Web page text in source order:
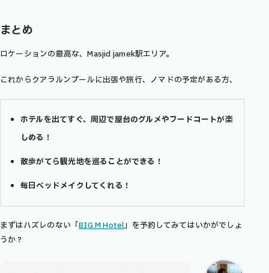
まとめ
ロケーションの最高な、Masjid jamek駅エリア。
これからクアラルンプールに出張や旅行、ノマドの予定がある方、
ホテルを出てすぐ、周辺で屋台のグルメやフードコートが楽
しめる！
散歩がてら観光地を巡ることができる！
毎日ベッドメイクしてくれる！
まずはハズレのない 「BIG M Hotel」 を予約してみてはいかがでしょ
うか？